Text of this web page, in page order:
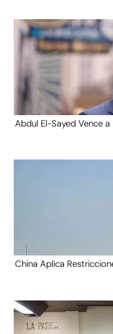
Abdul El-Sayed Vence
China Aplica